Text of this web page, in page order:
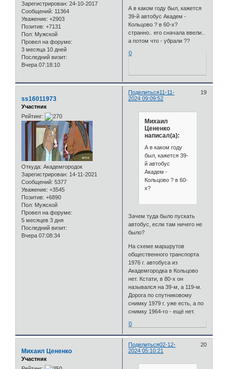
Зарегистрирован: 24-10-2017
Сообщений: 11364
Уважение: +2903
Позитив: +7131
Пол: Мужской
Провел на форуме:
3 месяца 10 дней
Последний визит:
Вчера 07:18:10
А в каком году был, кажется
39-й автобус Академ -
Кольцово ? в 60-х?
странно.. его сначала ввели..
а потом что - убрали ??
0
Поделиться 19
11-11-
2024 09:09:52
ss16011973
Участник
Рейтинг:
Откуда: Академгородок
Зарегистрирован: 14-11-2021
Сообщений: 5377
Уважение: +3545
Позитив: +6890
Пол: Мужской
Провел на форуме:
5 месяцев 3 дня
Последний визит:
Вчера 07:08:34
Михаил
Цененко
написал(а):
А в каком году
был, кажется 39-
й автобус
Академ -
Кольцово ? в 60-
х?
Зачем туда было пускать
автобус, если там ничего не
было?
На схеме маршрутов
общественного транспорта
1976 г. автобуса из
Академгородка в Кольцово
нет. Кстати, в 80-х он
назывался на 39-м, а 119-м.
Дорога по спутниковому
снимку 1979 г. уже есть, а по
снимку 1964-го - ещё нет.
0
Поделиться 20
02-12-
2024 05:10:21
Михаил Цененко
Участник